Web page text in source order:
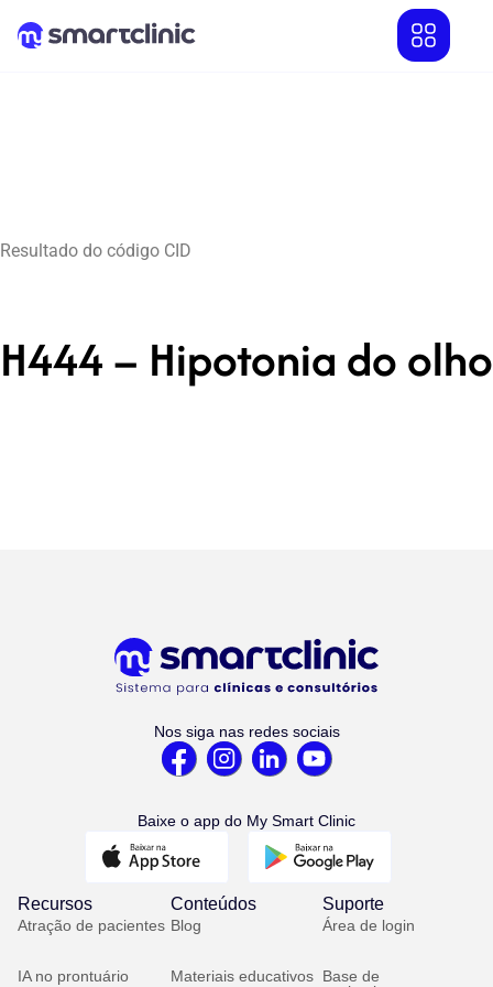
Resultado do código CID
H444 – Hipotonia do olho
Nos siga nas redes sociais
Baixe o app do My Smart Clinic
Recursos
Atração de pacientes
IA no prontuário
Conteúdos
Blog
Materiais educativos
Suporte
Área de login
Base de